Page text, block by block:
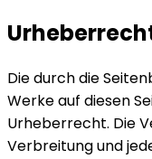
Die durch die
Werke auf diesen
Urheberrecht. Die
Verbreitung und